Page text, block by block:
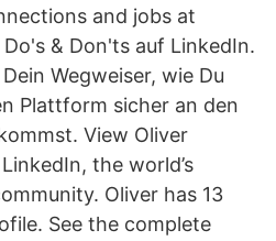
and jobs at
& Don'ts auf LinkedIn.
Wegweiser, wie Du
Plattform sicher an den
View Oliver
the world’s
Oliver has 13
See the complete